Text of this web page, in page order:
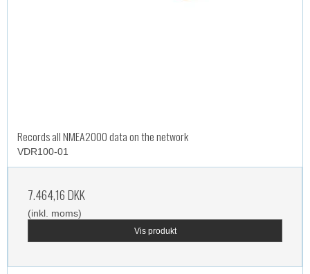
Records all NMEA2000 data on the network
VDR100-01
7.464,16 DKK
(inkl. moms)
Vis produkt